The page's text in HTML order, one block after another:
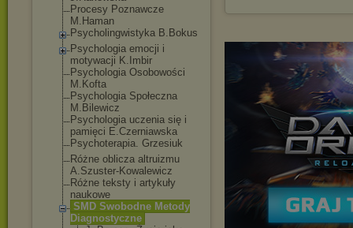
Procesy Poznawcze
M.Haman
Psycholingwistyka B.Bokus
Psychologia emocji i
motywacji K.Imbir
Psychologia Osobowości
M.Kofta
Psychologia Społeczna
M.Bilewicz
Psychologia uczenia się i
pamięci E.Czerniawska
Psychoterapia. Grzesiuk
Różne oblicza altruizmu
A.Szuster-Kowalewicz
Różne teksty i artykuły
naukowe
SMD Swobodne Metody
Diagnostyczne